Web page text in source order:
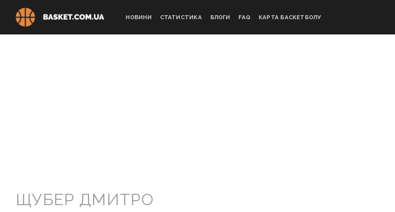
НОВИНИ СТАТИСТИКА БЛОГИ FAQ КАРТА БАСКЕТБОЛУ
ЩУБЕР ДМИТРО